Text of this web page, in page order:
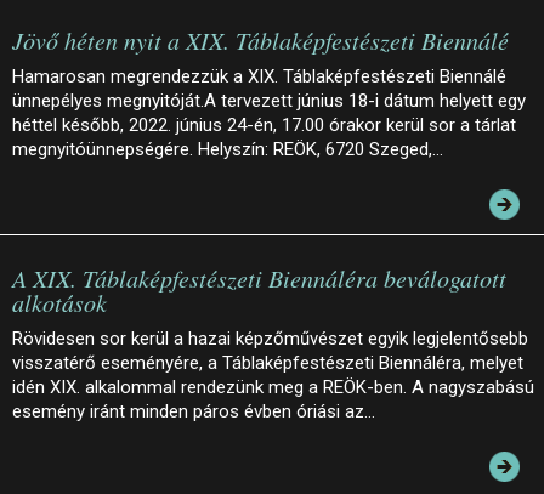
Jövő héten nyit a XIX. Táblaképfestészeti Biennálé
Hamarosan megrendezzük a XIX. Táblaképfestészeti Biennálé
ünnepélyes megnyitóját.A tervezett június 18-i dátum helyett egy
héttel később, 2022. június 24-én, 17.00 órakor kerül sor a tárlat
megnyitóünnepségére. Helyszín: REÖK, 6720 Szeged,…
A XIX. Táblaképfestészeti Biennáléra beválogatott
alkotások
Rövidesen sor kerül a hazai képzőművészet egyik legjelentősebb
visszatérő eseményére, a Táblaképfestészeti Biennáléra, melyet
idén XIX. alkalommal rendezünk meg a REÖK-ben. A nagyszabású
esemény iránt minden páros évben óriási az…